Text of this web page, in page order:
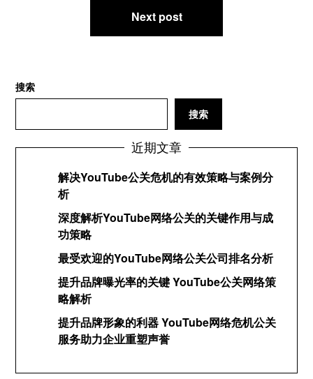
Next post
搜索
搜索
近期文章
解决YouTube公关危机的有效策略与案例分
析
深度解析YouTube网络公关的关键作用与成
功策略
最受欢迎的YouTube网络公关公司排名分析
提升品牌曝光率的关键 YouTube公关网络策
略解析
提升品牌形象的利器 YouTube网络危机公关
服务助力企业重塑声誉